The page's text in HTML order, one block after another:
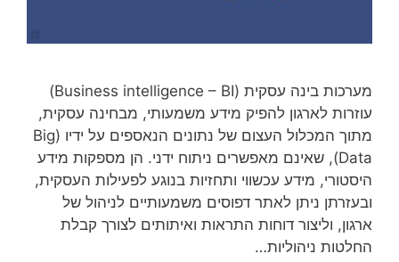
מערכות בינה עסקית (Business intelligence – BI)
עוזרות לארגון להפיק מידע משמעותי, מבחינה עסקית,
מתוך המכלול העצום של נתונים הנאספים על ידיו (Big
Data), שאינם מאפשרים ניתוח ידני. הן מספקות מידע
היסטורי, מידע עכשווי ותחזיות בנוגע לפעילות העסקית,
ובעזרתן ניתן לאתר דפוסים משמעותיים לניהול של
ארגון, וליצור דוחות התראות ואיתותים לצורך קבלת
החלטות ניהוליות…